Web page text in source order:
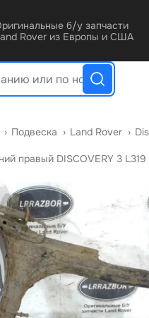
б/у запчасти
Rover из Европы и США
› Подвеска › Land Rover ›
правый DISCOVERY 3